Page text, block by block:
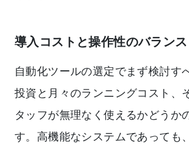
導入コストと操作性のバランス
自動化ツールの選定でまず検討す
投資と月々のランニングコスト、
タッフが無理なく使えるかどうか
す。高機能なシステムであっても